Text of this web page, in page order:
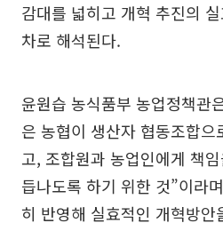
감대를 넓히고 개혁 추진의
차로 해석된다.
윤원습 농식품부 농업정책관
은 농협이 생산자 협동조합
고, 조합원과 농업인에게 책
듭나도록 하기 위한 것”이라
히 반영해 실효적인 개혁방